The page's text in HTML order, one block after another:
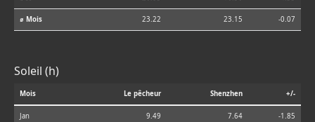
⌀ Mois 23.22 23.15 -0.07
Soleil (h)
Mois Le pêcheur Shenzhen +/-
Jan 9.49 7.64 -1.85